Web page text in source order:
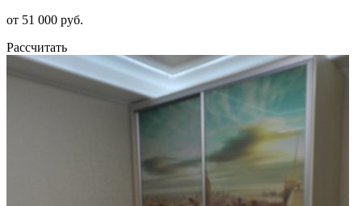
от 51 000 руб.
Рассчитать